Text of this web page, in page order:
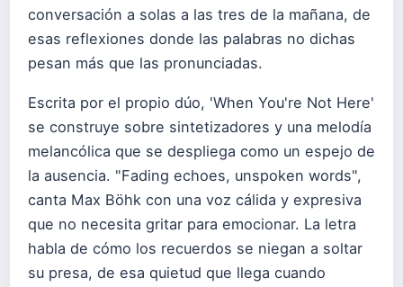
conversación a solas a las tres de la mañana, de
esas reflexiones donde las palabras no dichas
pesan más que las pronunciadas.
Escrita por el propio dúo, 'When You're Not Here'
se construye sobre sintetizadores y una melodía
melancólica que se despliega como un espejo de
la ausencia. "Fading echoes, unspoken words",
canta Max Böhk con una voz cálida y expresiva
que no necesita gritar para emocionar. La letra
habla de cómo los recuerdos se niegan a soltar
su presa, de esa quietud que llega cuando